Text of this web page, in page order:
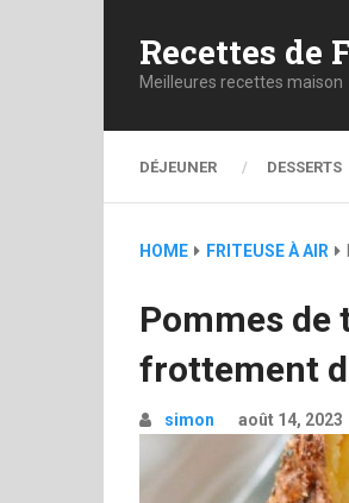
Recettes de
Meilleures recettes maison
DÉJEUNER DESSERTS
HOME FRITEUSE À AIR
Pommes
frottement
simon août 14, 2023